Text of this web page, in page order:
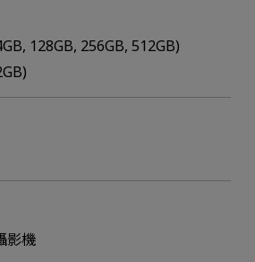
128GB, 256GB, 512GB)
影機